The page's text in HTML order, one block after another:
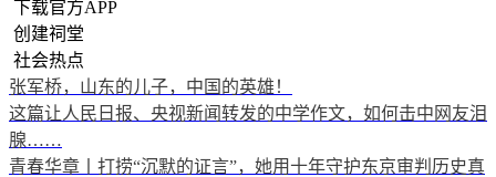
下载官方APP
创建祠堂
社会热点
张军桥，山东的儿子，中国的英雄！
这篇让人民日报、央视新闻转发的中学作文，如何击中网友泪
腺……
青春华章丨打捞“沉默的证言”，她用十年守护东京审判历史真